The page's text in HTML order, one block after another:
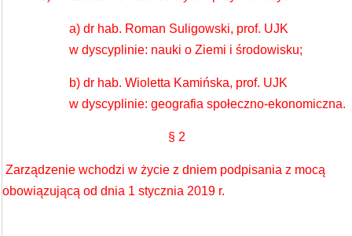
a) dr hab. Roman Suligowski, prof. UJK
w dyscyplinie: nauki o Ziemi i środowisku;
b) dr hab. Wioletta Kamińska, prof. UJK
w dyscyplinie: geografia społeczno-ekonomiczna.
§ 2
Zarządzenie wchodzi w życie z dniem podpisania z mocą
obowiązującą od dnia 1 stycznia 2019 r.